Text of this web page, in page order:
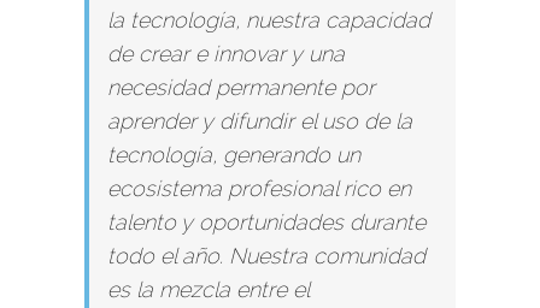
la tecnología, nuestra capacidad
de crear e innovar y una
necesidad permanente por
aprender y difundir el uso de la
tecnología, generando un
ecosistema profesional rico en
talento y oportunidades durante
todo el año. Nuestra comunidad
es la mezcla entre el